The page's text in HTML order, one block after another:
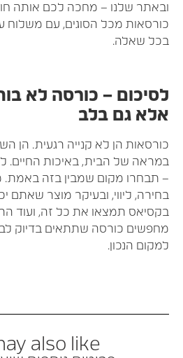
שלנו – מחכה לכם אותה
מכל הסוגים, עם משלוח עד
שאלה.
– כורסה לא
גם בלב
הן לא קנייה רגעית. הן
של הבית, באיכות החיים. לכן
תבחרו מקום שמבין בזה באמת.
ליווי, ובעיקר מוצר שאתם
תמצאו את כל זה, ועוד
כורסה שתתאים בדיוק
הנכון.
may also like